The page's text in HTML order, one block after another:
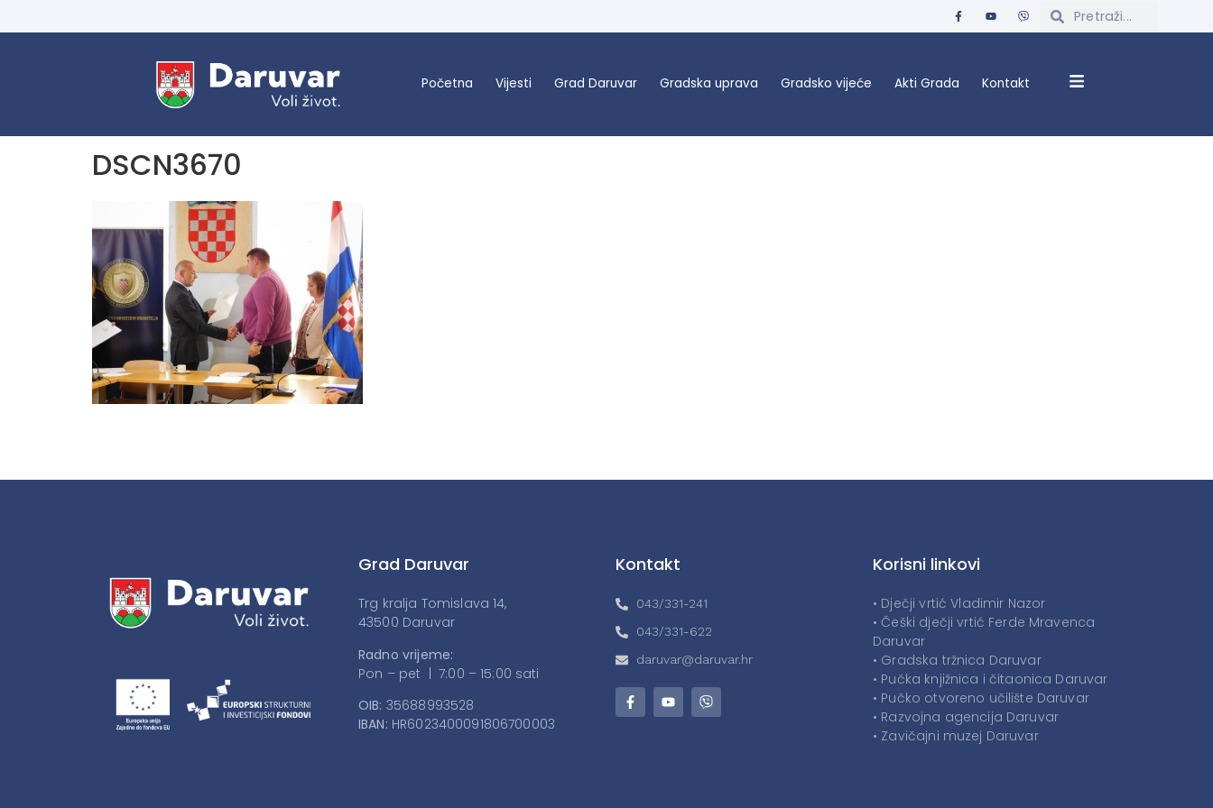
Početna Vijesti Grad Daruvar Gradska uprava Gradsko vijeće Akti Grada Kontakt
DSCN3670
Grad Daruvar
Trg kralja Tomislava 14,
43500 Daruvar
Radno vrijeme:
Pon – pet | 7:00 – 15:00 sati
OIB: 35688993528
IBAN: HR6023400091806700003
Kontakt
043/331-241
043/331-622
daruvar@daruvar.hr
Korisni linkovi
• Dječji vrtić Vladimir Nazor
• Češki dječji vrtić Ferde Mravenca
Daruvar
• Gradska tržnica Daruvar
• Pučka knjižnica i čitaonica Daruvar
• Pučko otvoreno učilište Daruvar
• Razvojna agencija Daruvar
• Zavičajni muzej Daruvar